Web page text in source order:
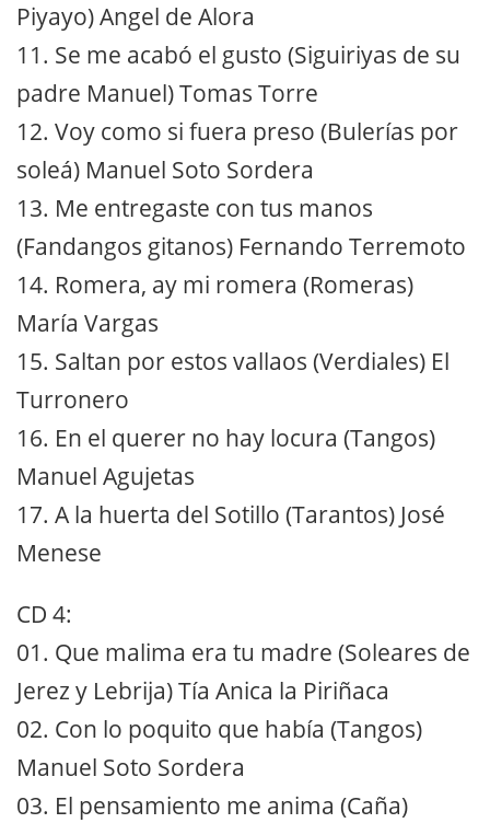
Piyayo) Angel de Alora
11. Se me acabó el gusto (Siguiriyas de su
padre Manuel) Tomas Torre
12. Voy como si fuera preso (Bulerías por
soleá) Manuel Soto Sordera
13. Me entregaste con tus manos
(Fandangos gitanos) Fernando Terremoto
14. Romera, ay mi romera (Romeras)
María Vargas
15. Saltan por estos vallaos (Verdiales) El
Turronero
16. En el querer no hay locura (Tangos)
Manuel Agujetas
17. A la huerta del Sotillo (Tarantos) José
Menese
CD 4:
01. Que malima era tu madre (Soleares de
Jerez y Lebrija) Tía Anica la Piriñaca
02. Con lo poquito que había (Tangos)
Manuel Soto Sordera
03. El pensamiento me anima (Caña)